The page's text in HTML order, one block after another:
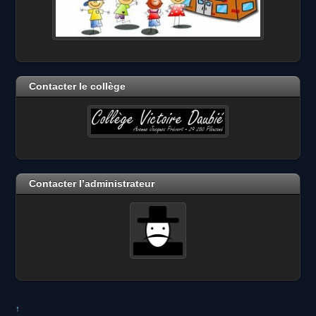
Contacter le collège
Contacter l’administrateur
↑